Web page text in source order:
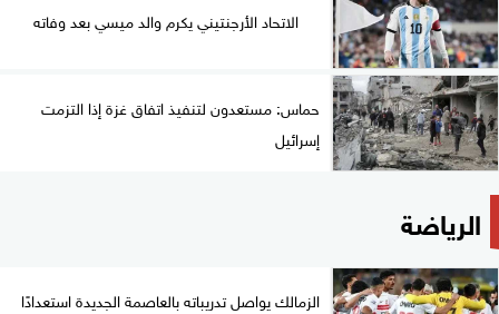
الاتحاد الأرجنتيني يكرم والد ميسي بعد وفاته
حماس: مستعدون لتنفيذ اتفاق غزة إذا التزمت
إسرائيل
الرياضة
الزمالك يواصل تدريباته بالعاصمة الجديدة استعدادًا